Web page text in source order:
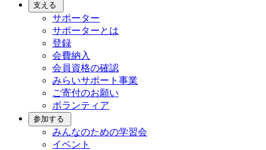
支える
サポーター
サポーターとは
登録
会費納入
会員資格の確認
みらいサポート事業
ご寄付のお願い
ボランティア
参加する
みんなのための学習会
イベント